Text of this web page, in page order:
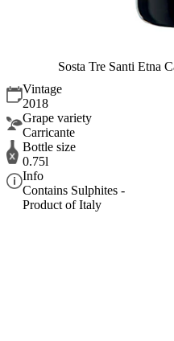
Sosta Tre Santi Etna
Vintage
2018
Grape variety
Carricante
Bottle size
0.75l
Info
Contains Sulphites -
Product of Italy